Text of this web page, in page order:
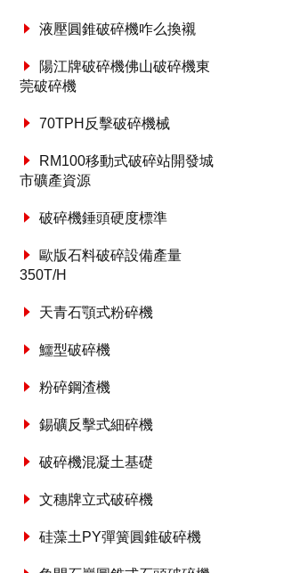
液壓圓錐破碎機咋么換襯
陽江牌破碎機佛山破碎機東
莞破碎機
70TPH反擊破碎機械
RM100移動式破碎站開發城
市礦產資源
破碎機錘頭硬度標準
歐版石料破碎設備產量
350T/H
天青石顎式粉碎機
鱷型破碎機
粉碎鋼渣機
錫礦反擊式細碎機
破碎機混凝土基礎
文穗牌立式破碎機
硅藻土PY彈簧圓錐破碎機